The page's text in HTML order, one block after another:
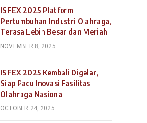
ISFEX 2025 Platform
Pertumbuhan Industri Olahraga,
Terasa Lebih Besar dan Meriah
NOVEMBER 8, 2025
ISFEX 2025 Kembali Digelar,
Siap Pacu Inovasi Fasilitas
Olahraga Nasional
OCTOBER 24, 2025